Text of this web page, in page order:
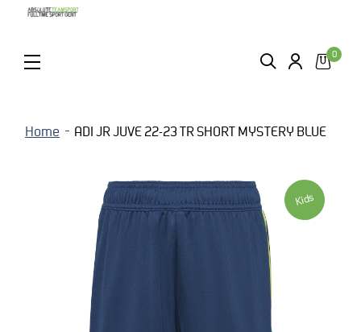
ZOEKEN LOGIN
0
Home ADI JR JUVE 22-23 TR SHORT MYSTERY BLUE
Kids